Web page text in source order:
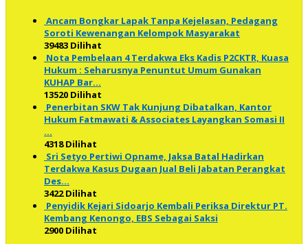
Ancam Bongkar Lapak Tanpa Kejelasan, Pedagang
Soroti Kewenangan Kelompok Masyarakat
39483 Dilihat
Nota Pembelaan 4 Terdakwa Eks Kadis P2CKTR, Kuasa
Hukum : Seharusnya Penuntut Umum Gunakan
KUHAP Bar…
13520 Dilihat
Penerbitan SKW Tak Kunjung Dibatalkan, Kantor
Hukum Fatmawati & Associates Layangkan Somasi II
…
4318 Dilihat
Sri Setyo Pertiwi Opname, Jaksa Batal Hadirkan
Terdakwa Kasus Dugaan Jual Beli Jabatan Perangkat
Des…
3422 Dilihat
Penyidik Kejari Sidoarjo Kembali Periksa Direktur PT.
Kembang Kenongo, EBS Sebagai Saksi
2900 Dilihat